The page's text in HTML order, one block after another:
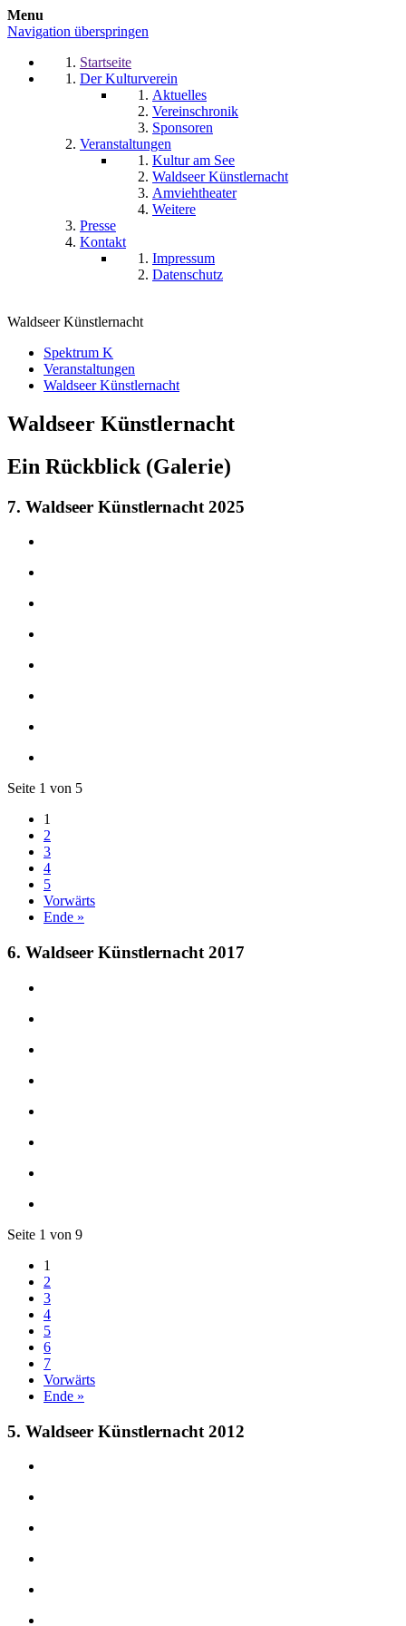
Menu
Navigation überspringen
Startseite
Der Kulturverein
Aktuelles
Vereinschronik
Sponsoren
Veranstaltungen
Kultur am See
Waldseer Künstlernacht
Amviehtheater
Weitere
Presse
Kontakt
Impressum
Datenschutz
Waldseer Künstlernacht
Spektrum K
Veranstaltungen
Waldseer Künstlernacht
Waldseer Künstlernacht
Ein Rückblick (Galerie)
7. Waldseer Künstlernacht 2025
Seite 1 von 5
1
2
3
4
5
Vorwärts
Ende »
6. Waldseer Künstlernacht 2017
Seite 1 von 9
1
2
3
4
5
6
7
Vorwärts
Ende »
5. Waldseer Künstlernacht 2012